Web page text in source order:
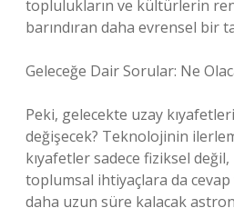
toplulukların ve kültürlerin
barındıran daha evrensel bir
Geleceğe Dair Sorular: Ne
Peki, gelecekte uzay
değişecek? Teknolojinin
kıyafetler sadece fiziksel
toplumsal ihtiyaçlara da
daha uzun süre kalacak